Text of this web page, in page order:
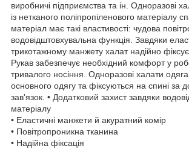
виробничі підприємства та ін. Одноразові
із нетканого поліпропіленового матеріалу
матеріал має такі властивості: чудова
водовідштовхувальна функція. Завдяки
трикотажному манжету халат надійно
Рукав забезпечує необхідний комфорт у
тривалого носіння. Одноразові халати
основного одягу та фіксуються на спині за
зав'язок. • Додатковий захист завдяки
матеріалу
• Еластичні манжети й акуратний комір
• Повітропроникна тканина
• Надійна фіксація